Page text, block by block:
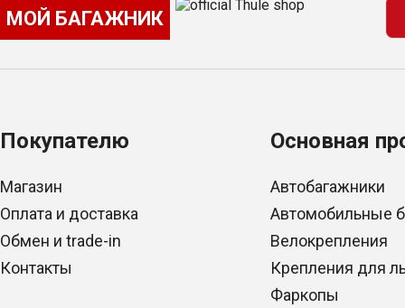
МОЙ БАГАЖНИК
Покупателю
Магазин
Оплата и доставка
Обмен и trade-in
Контакты
Основная
Автобагажники
Автомобильные
Велокрепления
Крепления для
Фаркопы